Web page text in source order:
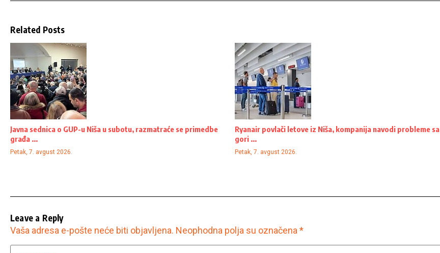
Related Posts
Javna sednica o GUP-u Niša u subotu, razmatraće se primedbe
građa ...
Petak, 7. avgust 2026.
Ryanair povlači letove iz Niša, kompanija navodi probleme sa
gori ...
Petak, 7. avgust 2026.
Leave a Reply
Vaša adresa e-pošte neće biti objavljena. Neophodna polja su označena *